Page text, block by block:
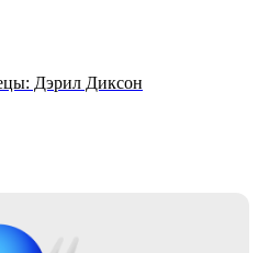
Дэрил Диксон